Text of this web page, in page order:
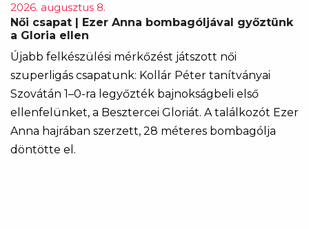
2026. augusztus 8.
Női csapat | Ezer Anna bombagóljával győztünk
a Gloria ellen
Újabb felkészülési mérkőzést játszott női
szuperligás csapatunk: Kollár Péter tanítványai
Szovátán 1–0-ra legyőzték bajnokságbeli első
ellenfelünket, a Besztercei Gloriát. A találkozót Ezer
Anna hajrában szerzett, 28 méteres bombagólja
döntötte el.